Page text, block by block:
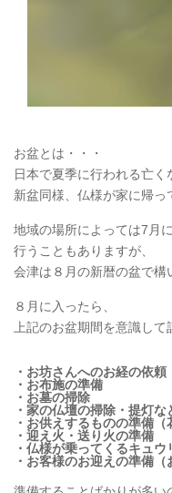
お盆とは・・・
日本で夏季に行われる亡く
新盆同様、仏様が家に帰っ
地域の場所によっては7月
行うこともありますが、
会津は８月の新暦の盆で構
８月に入ったら、
上記のお盆期間を意識して
・お坊さんへのお経の依頼
・お布施の準備
・お墓の掃除
・家の仏壇の掃除・提灯な
・お供えするものの準備（
・迎え火・送り火の準備
・仏様が乗ってくるキュ
・お客様のお迎えの準備（